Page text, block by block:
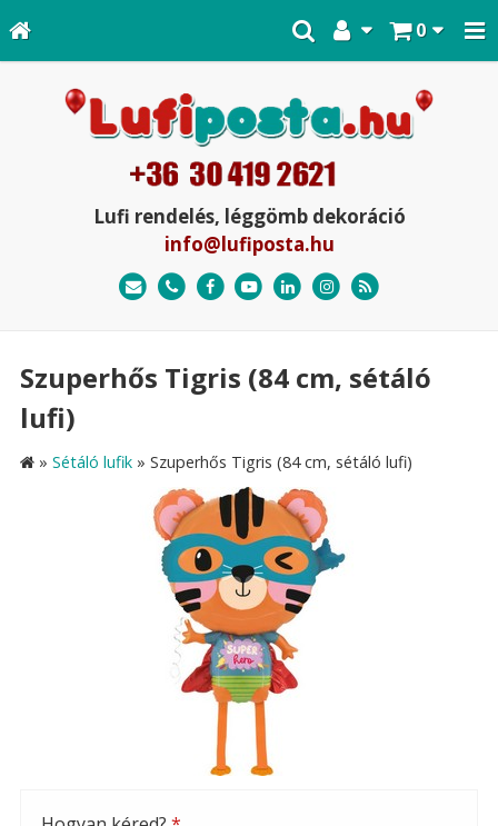
0
Lufi rendelés, léggömb dekoráció
info@lufiposta.hu
Szuperhős Tigris (84 cm, sétáló
lufi)
» Sétáló lufik » Szuperhős Tigris (84 cm, sétáló lufi)